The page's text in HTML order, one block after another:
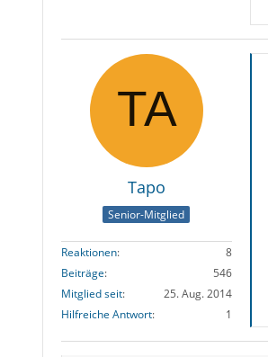
Tapo
Senior-Mitglied
Reaktionen
8
Beiträge
546
Mitglied seit
25. Aug. 2014
Hilfreiche Antwort
1